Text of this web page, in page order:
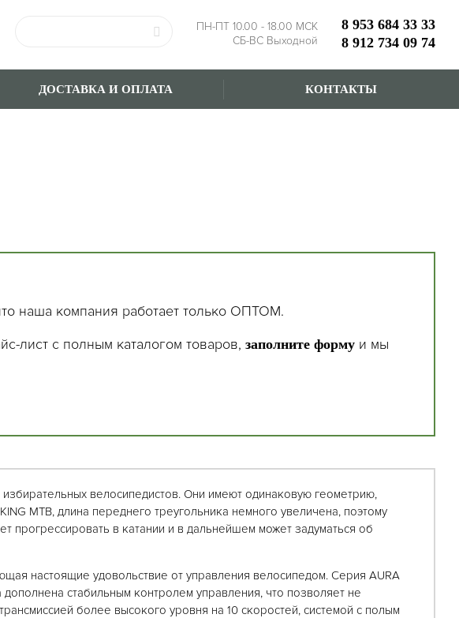
ПН-ПТ 10.00 - 18.00 МСК
СБ-ВС Выходной
8 953 684 33 33
8 912 734 09 74
ДОСТАВКА И ОПЛАТА КОНТАКТЫ
наша компания работает только ОПТОМ.
лист с полным каталогом товаров, заполните формуи мы
велосипедистов. Они имеют одинаковую геометрию,
MTB, длина переднего треугольника немного увеличена, поэтому
прогрессировать в катании и в дальнейшем может задуматься об
настоящие удовольствие от управления велосипедом. Серия AURA
стабильным контролем управления, что позволяет не
более высокого уровня на 10 скоростей, системой с полым